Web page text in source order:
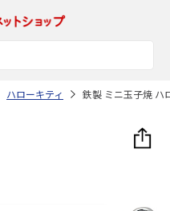
ハローキティ 鉄製 ミニ玉子焼 ハ